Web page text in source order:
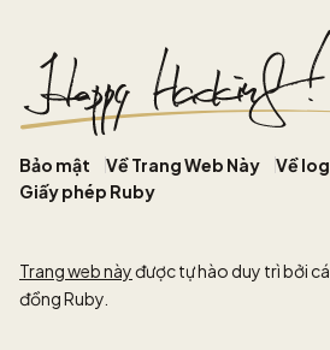
Bảo mật Về Trang Web Này Về
Giấy phép Ruby
Trang web nàyđược tự hào duy trì bởi
đồng Ruby.